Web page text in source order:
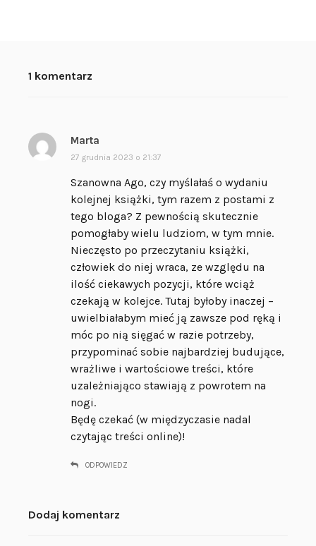
1 komentarz
Marta
i
z
e
:
27 grudnia 2023 o 21:37
Szanowna Ago, czy myślałaś o wydaniu
kolejnej książki, tym razem z postami z
tego bloga? Z pewnością skutecznie
pomogłaby wielu ludziom, w tym mnie.
Nieczęsto po przeczytaniu książki,
człowiek do niej wraca, ze względu na
ilość ciekawych pozycji, które wciąż
czekają w kolejce. Tutaj byłoby inaczej –
uwielbiałabym mieć ją zawsze pod ręką i
móc po nią sięgać w razie potrzeby,
przypominać sobie najbardziej budujące,
wrażliwe i wartościowe treści, które
uzależniająco stawiają z powrotem na
nogi.
Będę czekać (w międzyczasie nadal
czytając treści online)!
ODPOWIEDZ
Dodaj komentarz